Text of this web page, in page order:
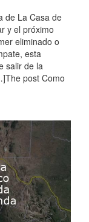
de La Casa de
y el próximo
eliminado o
esta
salir de la
post Como